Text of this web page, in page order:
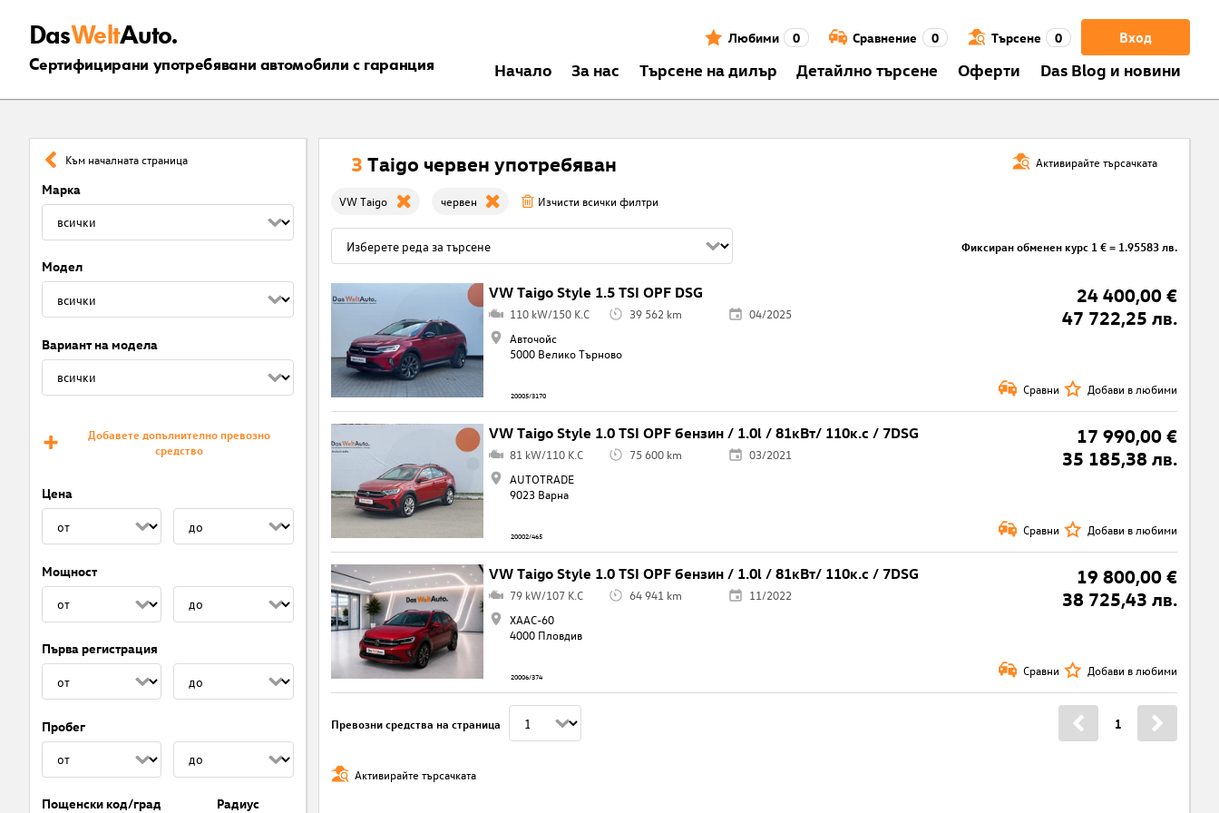
DasWeltAuto.
Сертифицирани употребявани автомобили с гаранция
Вход
Любими 0 Сравнение 0 Търсене 0
Началo За нас Търсене на дилър Детайлно търсене Оферти Das Blog и новини
Към началната страница
Марка
Модел
Вариант на модела
Добавете допълнително превозно
средство
Цена
Мощност
Първа регистрация
Пробег
Пощенски код/град Радиус
Активирайте търсачката
3 Taigo червен употребяван
VW Taigo червен Изчисти всички филтри
Фиксиран обменен курс 1 € = 1.95583 лв.
VW Taigo Style 1.5 TSI OPF DSG
24 400,00 €
47 722,25 лв.
110 kW/150 K.C 39 562 km
04/2025
Авточойс
5000 Велико Търново
20005/3170 Сравни Добави в любими
VW Taigo Style 1.0 TSI OPF бензин / 1.0l / 81кВт/ 110к.с / 7DSG
17 990,00 €
35 185,38 лв.
81 kW/110 K.C 75 600 km
03/2021
AUTOTRADE
9023 Варна
20002/465 Сравни Добави в любими
VW Taigo Style 1.0 TSI OPF бензин / 1.0l / 81кВт/ 110к.с / 7DSG
19 800,00 €
38 725,43 лв.
79 kW/107 K.C 64 941 km
11/2022
ХААС-60
4000 Пловдив
20006/374 Сравни Добави в любими
Превозни средства на страница 1
Активирайте търсачката